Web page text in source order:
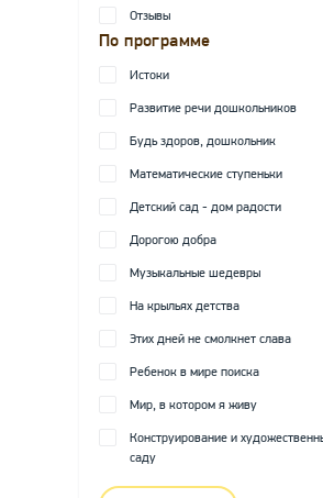
Отзывы
По программе
Истоки
Развитие речи дошкольников
Будь здоров, дошкольник
Математические ступеньки
Детский сад - дом радости
Дорогою добра
Музыкальные шедевры
На крыльях детства
Этих дней не смолкнет слава
Ребенок в мире поиска
Мир, в котором я живу
Конструирование и
саду